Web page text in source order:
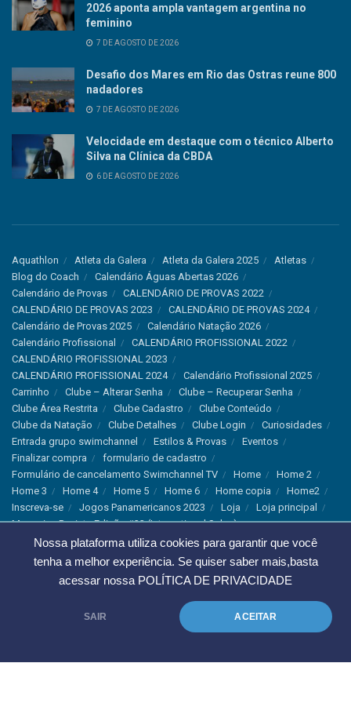
Nossa plataforma utiliza cookies para garantir que você
tenha a melhor experiência. Se quiser saber mais,basta
acessar nossa POLÍTICA DE PRIVACIDADE
SAIR ACEITAR
2026 aponta ampla vantagem argentina no
feminino
7 DE AGOSTO DE 2026
Desafio dos Mares em Rio das Ostras reune 800
nadadores
7 DE AGOSTO DE 2026
Velocidade em destaque com o técnico Alberto
Silva na Clínica da CBDA
6 DE AGOSTO DE 2026
Aquathlon Atleta da Galera Atleta da Galera 2025
Atletas
Blog do Coach
Calendário Águas Abertas 2026
Calendário de Provas
CALENDÁRIO DE PROVAS 2022
CALENDÁRIO DE PROVAS 2023
CALENDÁRIO DE PROVAS 2024
Calendário de Provas 2025
Calendário Natação 2026
Calendário Profissional
CALENDÁRIO PROFISSIONAL 2022
CALENDÁRIO PROFISSIONAL 2023
CALENDÁRIO PROFISSIONAL 2024
Calendário Profissional 2025
Carrinho
Clube – Alterar Senha
Clube – Recuperar Senha
Clube Área Restrita
Clube Cadastro
Clube Conteúdo
Clube da Natação
Clube Detalhes Clube Login
Curiosidades
Entrada grupo swimchannel
Estilos & Provas
Eventos
Finalizar compra
formulario de cadastro
Formulário de cancelamento Swimchannel TV
Home
Home 2
Home 3
Home 4 Home 5 Home 6 Home copia
Home2
Inscreva-se
Jogos Panamericanos 2023 Loja
Loja principal
Magazine Revista Edição #33 (International Sales)
Magazine Swimchannel (International Sale)
Marcas
Minha conta
Newsletter Notícias
Notícias Instagram
Política de Cancelamento
Política de privacidade
Saúde
Thank You
Troca e Devolução